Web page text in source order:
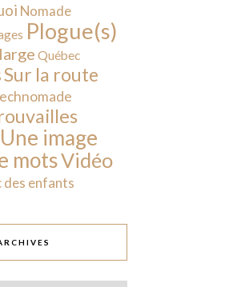
Nomade
Plogue(s)
Québec
Sur la route
Une image
motsVidéo
des enfants